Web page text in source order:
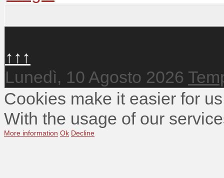
↑↑↑
Lunedì, 10 Agosto 2026
Cookies make it easier for
With the usage of our
More information Ok Decline